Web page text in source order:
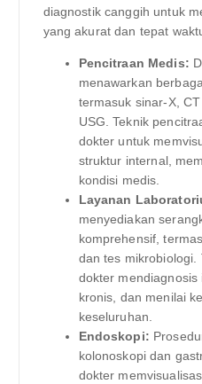
diagnostik canggih untuk
yang akurat dan tepat
Pencitraan Medis:
menawarkan
termasuk sinar-X,
USG. Teknik
dokter untuk
struktur internal,
kondisi medis.
Layanan
menyediakan
komprehensif,
dan tes mikrobiologi.
dokter
kronis, dan menilai
keseluruhan.
Endoskopi:
kolonoskopi dan
dokter